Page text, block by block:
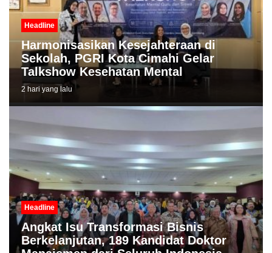
Headline
Harmonisasikan Kesejahteraan di
Sekolah, PGRI Kota Cimahi Gelar
Talkshow Kesehatan Mental
2 hari yang lalu
Headline
Angkat Isu Transformasi Bisnis
Berkelanjutan, 189 Kandidat Doktor